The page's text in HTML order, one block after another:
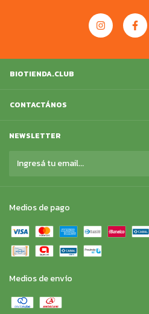
BIOTIENDA.CLUB
CONTACTÁNOS
NEWSLETTER
Medios de pago
Medios de envío